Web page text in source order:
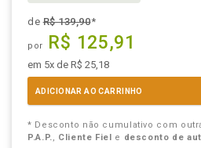
deR$ 139,90*
por R$ 125,91
em 5x de R$ 25,18
ADICIONAR AO CARRINHO
* Desconto não cumulativo com
P.A.P., Cliente Fiel e desconto de